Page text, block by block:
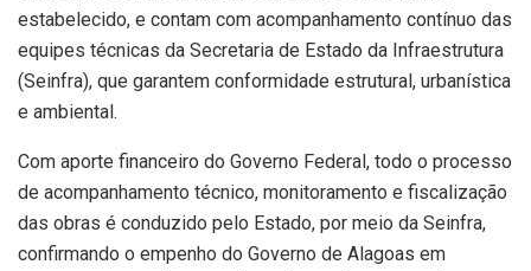
estabelecido, e contam com acompanhamento contínuo das
equipes técnicas da Secretaria de Estado da Infraestrutura
(Seinfra), que garantem conformidade estrutural, urbanística
e ambiental.
Com aporte financeiro do Governo Federal, todo o processo
de acompanhamento técnico, monitoramento e fiscalização
das obras é conduzido pelo Estado, por meio da Seinfra,
confirmando o empenho do Governo de Alagoas em